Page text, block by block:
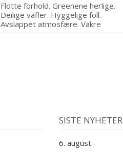
Flotte forhold. Greenene herlige.
Deilige vafler. Hyggelige foll.
Avslappet atmosfære. Vakre
Gjersjøen.
SISTE NYHETER
6. august